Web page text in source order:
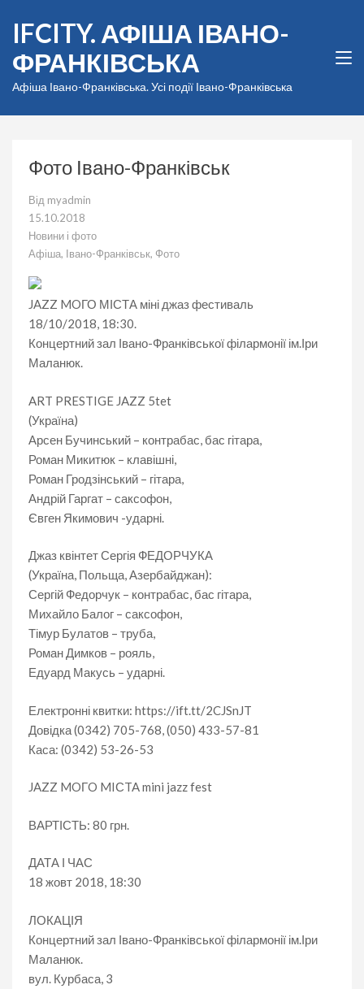
вмісту
(натисніть
Enter)
IFCITY. АФІША ІВАНО-
ФРАНКІВСЬКА
Афіша Івано-Франківська. Усі події Івано-Франківська
Фото Івано-Франківськ
Від myadmin
15.10.2018
Новини і фото
Афіша, Івано-Франківськ, Фото
JAZZ MOГО МІСТА міні джаз фестиваль
18/10/2018, 18:30.
Концертний зал Івано-Франківської філармонії ім.Іри
Маланюк.
ART PRESTIGE JAZZ 5tet
(Україна)
Арсен Бучинський – контрабас, бас гітара,
Роман Микитюк – клавішні,
Роман Гродзінський – гітара,
Андрій Гаргат – саксофон,
Євген Якимович -ударні.
Джаз квінтет Сергія ФЕДОРЧУКА
(Україна, Польща, Азербайджан):
Сергій Федорчук – контрабас, бас гітара,
Михайло Балог – саксофон,
Тімур Булатов – труба,
Роман Димков – рояль,
Едуард Макусь – ударні.
Електронні квитки: https://ift.tt/2CJSnJT
Довідка (0342) 705-768, (050) 433-57-81
Каса: (0342) 53-26-53
JAZZ MOГO MIСTA mini jazz fest
ВАРТІСТЬ: 80 грн.
ДАТА І ЧАС
18 жовт 2018, 18:30
ЛОКАЦІЯ
Концертний зал Івано-Франківської філармонії ім.Іри
Маланюк.
вул. Курбаса, 3